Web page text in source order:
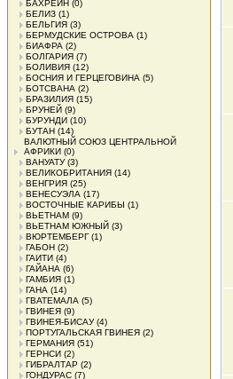
БАХРЕЙН (0)
БЕЛИЗ (1)
БЕЛЬГИЯ (3)
БЕРМУДСКИЕ ОСТРОВА (1)
БИАФРА (2)
БОЛГАРИЯ (7)
БОЛИВИЯ (12)
БОСНИЯ И ГЕРЦЕГОВИНА (5)
БОТСВАНА (2)
БРАЗИЛИЯ (15)
БРУНЕЙ (9)
БУРУНДИ (10)
БУТАН (14)
ВАЛЮТНЫЙ СОЮЗ ЦЕНТРАЛЬНОЙ
АФРИКИ (0)
ВАНУАТУ(3)
ВЕЛИКОБРИТАНИЯ (14)
ВЕНГРИЯ (25)
ВЕНЕСУЭЛА (17)
ВОСТОЧНЫЕ КАРИБЫ (1)
ВЬЕТНАМ (9)
ВЬЕТНАМ ЮЖНЫЙ (3)
ВЮРТЕМБЕРГ(1)
ГАБОН (2)
ГАИТИ (4)
ГАЙАНА (6)
ГАМБИЯ (1)
ГАНА (14)
ГВАТЕМАЛА (5)
ГВИНЕЯ (9)
ГВИНЕЯ-БИСАУ(4)
ПОРТУГАЛЬСКАЯ ГВИНЕЯ (2)
ГЕРМАНИЯ (51)
ГЕРНСИ (2)
ГИБРАЛТАР (2)
ГОНДУРАС (7)